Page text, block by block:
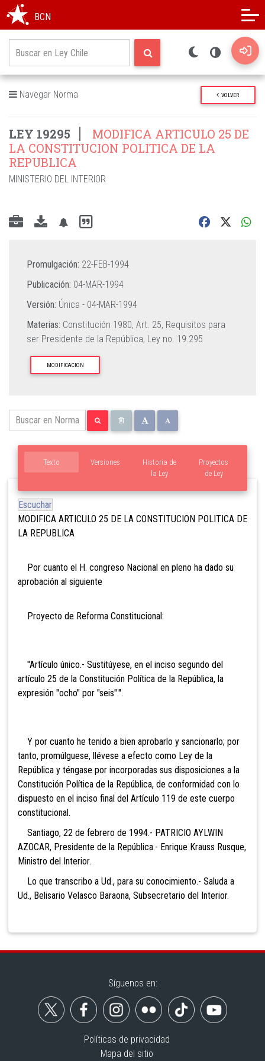
BCN
Navegar Norma VOLVER
LEY 19295
MODIFICA ARTICULO 25 DE
LA CONSTITUCION POLITICA DE LA
REPUBLICA
MINISTERIO DEL INTERIOR
Promulgación: 22-FEB-1994
Publicación: 04-MAR-1994
Versión: Única - 04-MAR-1994
Materias: Constitución 1980, Art. 25, Requisitos para
ser Presidente de la República, Ley no. 19.295
MODIFICACION
Texto Versiones
Proyectos
de Ley
Historia de
la Ley
Escuchar
MODIFICA ARTICULO 25 DE LA CONSTITUCION POLITICA DE
LA REPUBLICA
Por cuanto el H. congreso Nacional en pleno ha dado su
aprobación al siguiente
Proyecto de Reforma Constitucional:
"Artículo único.- Sustitúyese, en el inciso segundo del
artículo 25 de la Constitución Política de la República, la
expresión "ocho" por "seis".".
Y por cuanto he tenido a bien aprobarlo y sancionarlo; por
tanto, promúlguese, llévese a efecto como Ley de la
República y téngase por incorporadas sus disposiciones a la
Constitución Política de la República, de conformidad con lo
dispuesto en el inciso final del Artículo 119 de este cuerpo
constitucional.
Santiago, 22 de febrero de 1994.- PATRICIO AYLWIN
AZOCAR, Presidente de la República.- Enrique Krauss Rusque,
Ministro del Interior.
Lo que transcribo a Ud., para su conocimiento.- Saluda a
Ud., Belisario Velasco Baraona, Subsecretario del Interior.
Síguenos en:
Políticas de privacidad
Mapa del sitio